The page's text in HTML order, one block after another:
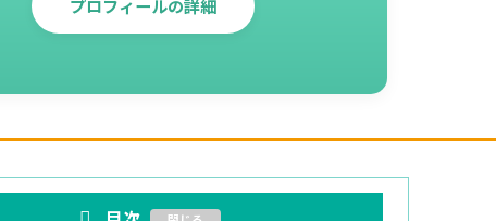
プロフィールの詳細